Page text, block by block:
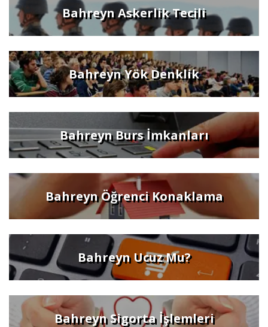
Bahreyn Askerlik Tecili
Bahreyn Yök Denklik
Bahreyn Burs İmkanları
Bahreyn Öğrenci Konaklama
Bahreyn Ucuz Mu?
Bahreyn Sigorta İşlemleri